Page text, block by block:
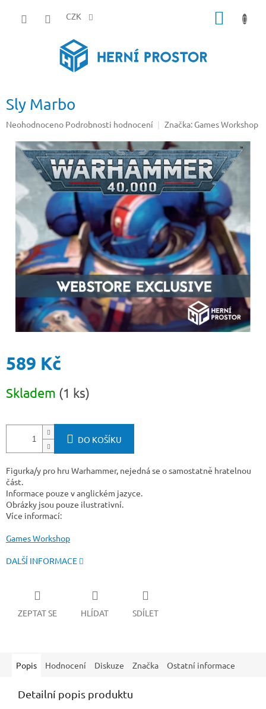
CZK
Sly Marbo
Průměrné
produktu
hvězdiček.
Neohodnoceno Podrobnosti hodnocení Značka: Games Workshop
589 Kč
cena:
Skladem (1 ks)
DO KOŠÍKU
Figurka/y pro hru Warhammer, nejedná se o samostatně hratelnou
část.
Informace pouze v anglickém jazyce.
Obrázky jsou pouze ilustrativní.
Více informací:
Games Workshop
DALŠÍ INFORMACE
ZEPTAT SE HLÍDAT SDÍLET
Popis Hodnocení Diskuze Značka Ostatní informace
Detailní popis produktu